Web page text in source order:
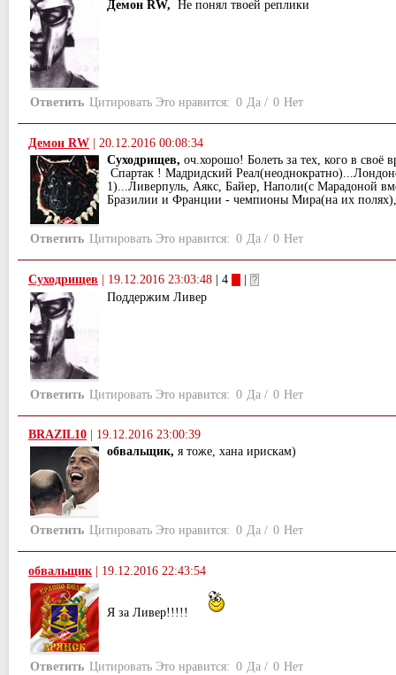
Демон RW, Не понял твоей реплики
Ответить Цитировать Это нравится: 0 Да / 0 Нет
Демон RW
20.12.2016 00:08:34
Суходрищев, оч.хорошо! Болеть за тех, кого в своё
Спартак ! Мадридский
1)...Ливерпуль, Аякс, Байер, Наполи(с Марадоной
Бразилии и Франции - чемпионы Мира(на их полях),
Ответить Цитировать Это нравится: 0 Да / 0 Нет
Суходрищев | 19.12.2016 23:03:48 | 4
|
Поддержим Ливер
Ответить Цитировать Это нравится: 0 Да / 0 Нет
BRAZIL10
19.12.2016 23:00:39
обвальщик, я тоже, хана ирискам)
Ответить Цитировать Это нравится: 0 Да / 0 Нет
обвальщик 19.12.2016 22:43:54
Я за Ливер!!!!!
Ответить Цитировать Это нравится: 0 Да / 0 Нет